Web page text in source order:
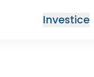
Investice